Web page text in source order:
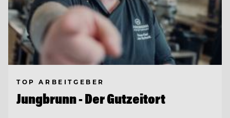
TOP ARBEITGEBER
Jungbrunn - Der Gutzeitort